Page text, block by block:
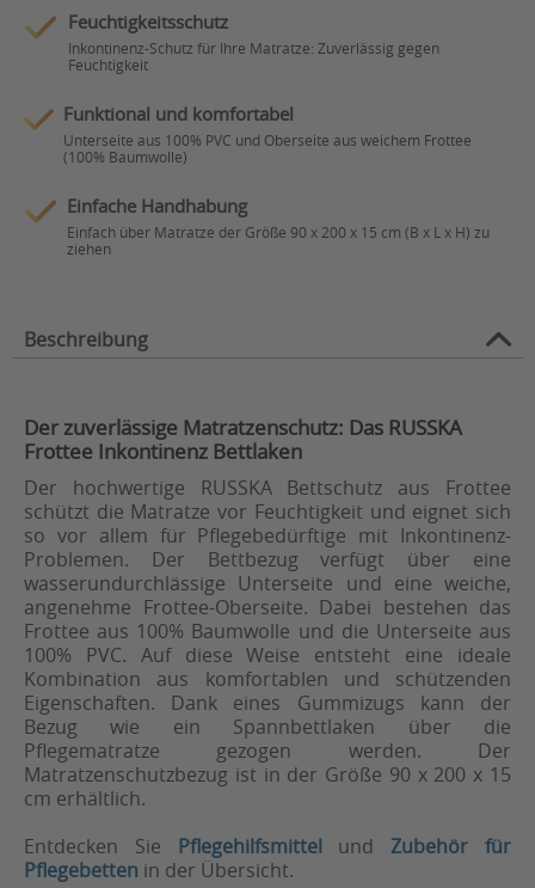
Feuchtigkeitsschutz
Inkontinenz-Schutz für Ihre Matratze: Zuverlässig gegen
Feuchtigkeit
Funktional und komfortabel
Unterseite aus 100% PVC und Oberseite aus weichem Frottee
(100% Baumwolle)
Einfache Handhabung
Einfach über Matratze der Größe 90 x 200 x 15 cm (B x L x H) zu
ziehen
Beschreibung
Der zuverlässige Matratzenschutz: Das RUSSKA
Frottee Inkontinenz Bettlaken
Der hochwertige RUSSKA Bettschutz aus Frottee
schützt die Matratze vor Feuchtigkeit und eignet sich
so vor allem für Pflegebedürftige mit Inkontinenz-
Problemen. Der Bettbezug verfügt über eine
wasserundurchlässige Unterseite und eine weiche,
angenehme Frottee-Oberseite. Dabei bestehen das
Frottee aus 100% Baumwolle und die Unterseite aus
100% PVC. Auf diese Weise entsteht eine ideale
Kombination aus komfortablen und schützenden
Eigenschaften. Dank eines Gummizugs kann der
Bezug wie ein Spannbettlaken über die
Pflegematratze gezogen werden. Der
Matratzenschutzbezug ist in der Größe 90 x 200 x 15
cm erhältlich.
Entdecken Sie PflegehilfsmittelundZubehör für
Pflegebetten in der Übersicht.